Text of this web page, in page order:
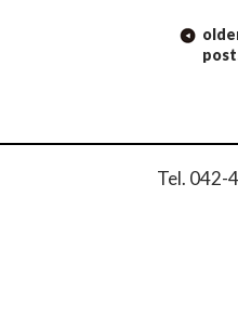
Tel. 042-